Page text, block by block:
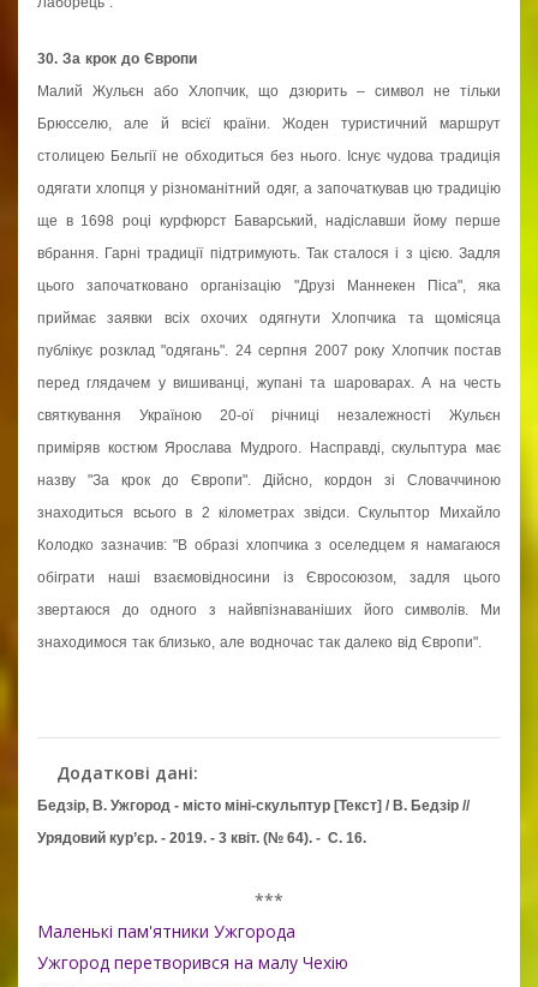
30. За крок до Європи
Малий Жульєн або Хлопчик, що дзюрить – символ не тільки
Брюсселю, але й всієї країни. Жоден туристичний маршрут
столицею Бельгії не обходиться без нього. Існує чудова традиція
одягати хлопця у різноманітний одяг, а започаткував цю традицію
ще в 1698 році курфюрст Баварський, надіславши йому перше
вбрання. Гарні традиції підтримують. Так сталося і з цією. Задля
цього започатковано організацію "Друзі Маннекен Піса", яка
приймає заявки всіх охочих одягнути Хлопчика та щомісяца
публікує розклад "одягань". 24 серпня 2007 року Хлопчик постав
перед глядачем у вишиванці, жупані та шароварах. А на честь
святкування Україною 20-ої річниці незалежності Жульєн
приміряв костюм Ярослава Мудрого. Насправді, скульптура має
назву "За крок до Європи". Дійсно, кордон зі Словаччиною
знаходиться всього в 2 кілометрах звідси. Скульптор Михайло
Колодко зазначив: "В образі хлопчика з оселедцем я намагаюся
обіграти наші взаємовідносини із Євросоюзом, задля цього
звертаюся до одного з найвпізнаваніших його символів. Ми
знаходимося так близько, але водночас так далеко від Європи".
Додаткові дані:
Бедзір, В. Ужгород - місто міні-скульптур [Текст] / В. Бедзір //
Урядовий кур’єр. - 2019. - 3 квіт. (№ 64). - С. 16.
***
Маленькі пам'ятники Ужгорода
Ужгород перетворився на малу Чехію